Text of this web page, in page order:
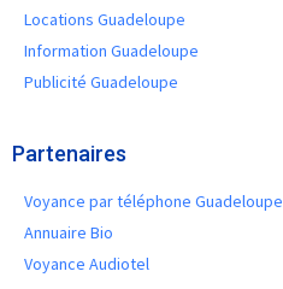
Locations Guadeloupe
Information Guadeloupe
Publicité Guadeloupe
Partenaires
Voyance par téléphone Guadeloupe
Annuaire Bio
Voyance Audiotel